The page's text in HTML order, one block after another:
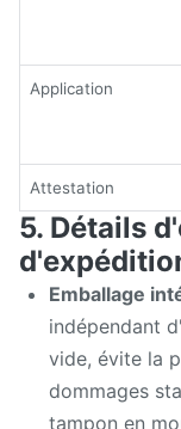
Application
Attestation
5. Détails
Emballage
indépendant
vide, évite la
dommages
tampon en